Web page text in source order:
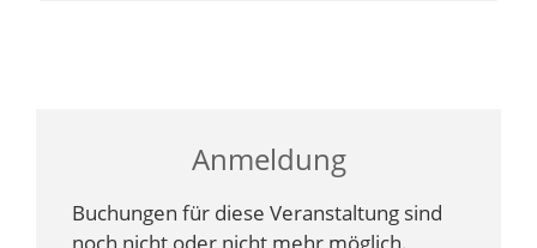
Anmeldung
Buchungen für diese Veranstaltung sind